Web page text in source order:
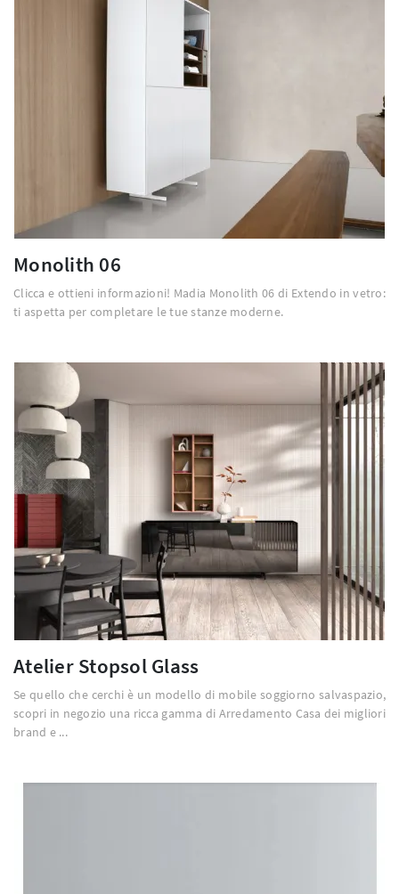
Monolith 06
Clicca e ottieni informazioni! Madia Monolith 06 di Extendo in vetro:
ti aspetta per completare le tue stanze moderne.
Atelier Stopsol Glass
Se quello che cerchi è un modello di mobile soggiorno salvaspazio,
scopri in negozio una ricca gamma di Arredamento Casa dei migliori
brand e ...